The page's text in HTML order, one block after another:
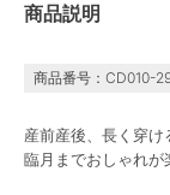
商品説明
商品番号：CD010-
産前産後、長く穿
臨月までおしゃれ